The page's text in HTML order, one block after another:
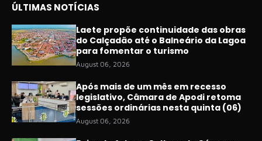
ÚLTIMAS NOTÍCIAS
Laete propõe continuidade das obras
do Calçadão até o Balneário da Lagoa
para fomentar o turismo
August 06, 2026
Após mais de um mês em recesso
legislativo, Câmara de Apodi retoma
sessões ordinárias nesta quinta (06)
August 06, 2026